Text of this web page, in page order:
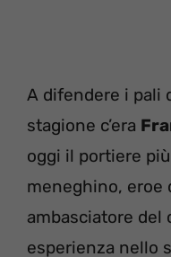
A difendere i pali
stagione c’era
oggi il portiere
meneghino, eroe
ambasciatore del
esperienza nello